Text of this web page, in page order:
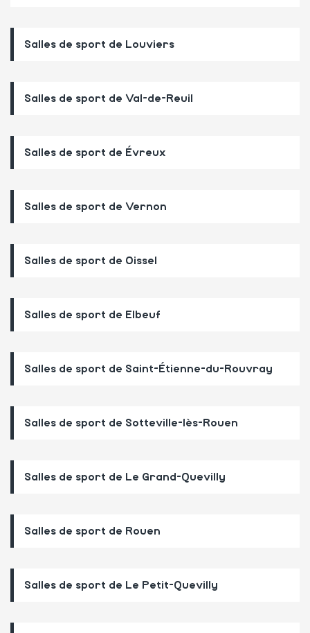
Salles de sport de Louviers
Salles de sport de Val-de-Reuil
Salles de sport de Évreux
Salles de sport de Vernon
Salles de sport de Oissel
Salles de sport de Elbeuf
Salles de sport de Saint-Étienne-du-Rouvray
Salles de sport de Sotteville-lès-Rouen
Salles de sport de Le Grand-Quevilly
Salles de sport de Rouen
Salles de sport de Le Petit-Quevilly